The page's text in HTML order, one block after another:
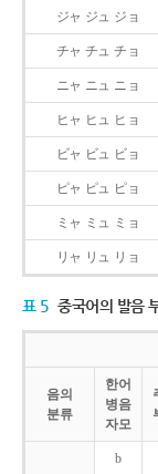
ジャ ジュ ジョ
チャ チュ チョ
ニャ ニュ ニョ
ヒャ ヒュ ヒョ
ビャ ビュ ビョ
ピャ ピュ ピョ
ミャ ミュ ミョ
リャ リュ リョ
표 5 중국어의 발음
음의
분류
한어
병음
자모
b